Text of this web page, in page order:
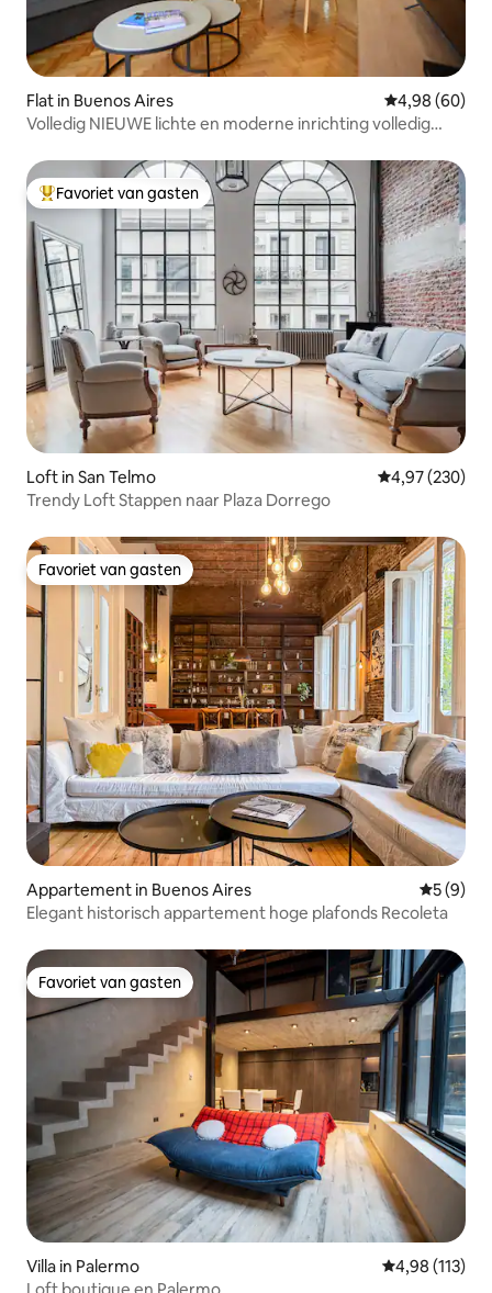
Flat in Buenos Aires Gemiddelde
4,98 (60)
Volledig NIEUWE lichte en moderne inrichting volledig
Topfavoriet van gasten
Favoriet van gasten
Loft in San Telmo Gemiddelde
4,97 (230)
Trendy Loft Stappen naar Plaza Dorrego
Favoriet van gasten
Favoriet van gasten
Appartement in Buenos Aires
5 (9)
Elegant historisch appartement hoge plafonds Recoleta
Favoriet van gasten
Favoriet van gasten
Villa in Palermo Gemiddelde
4,98 (113)
Loft boutique en Palermo